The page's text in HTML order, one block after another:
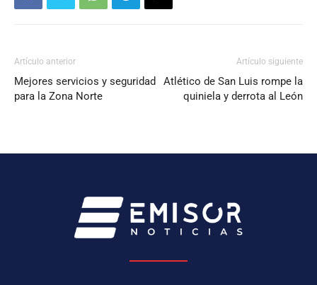
Artículo anterior
Mejores servicios y seguridad
para la Zona Norte
Artículo siguiente
Atlético de San Luis rompe la
quiniela y derrota al León